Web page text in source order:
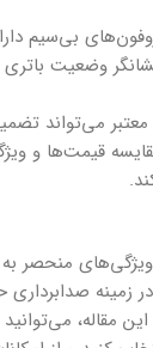
بی‌سیم
وضعیت
معتبر می‌تواند
قیمت‌ها و
منحصر به
زمینه
مقاله،